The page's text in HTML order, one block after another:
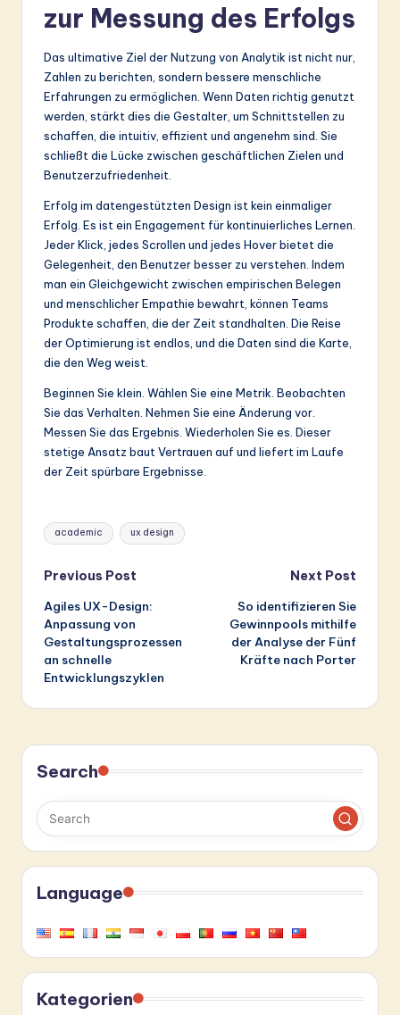
zur Messung des Erfolgs
Das ultimative Ziel der Nutzung von Analytik ist nicht nur,
Zahlen zu berichten, sondern bessere menschliche
Erfahrungen zu ermöglichen. Wenn Daten richtig genutzt
werden, stärkt dies die Gestalter, um Schnittstellen zu
schaffen, die intuitiv, effizient und angenehm sind. Sie
schließt die Lücke zwischen geschäftlichen Zielen und
Benutzerzufriedenheit.
Erfolg im datengestützten Design ist kein einmaliger
Erfolg. Es ist ein Engagement für kontinuierliches Lernen.
Jeder Klick, jedes Scrollen und jedes Hover bietet die
Gelegenheit, den Benutzer besser zu verstehen. Indem
man ein Gleichgewicht zwischen empirischen Belegen
und menschlicher Empathie bewahrt, können Teams
Produkte schaffen, die der Zeit standhalten. Die Reise
der Optimierung ist endlos, und die Daten sind die Karte,
die den Weg weist.
Beginnen Sie klein. Wählen Sie eine Metrik. Beobachten
Sie das Verhalten. Nehmen Sie eine Änderung vor.
Messen Sie das Ergebnis. Wiederholen Sie es. Dieser
stetige Ansatz baut Vertrauen auf und liefert im Laufe
der Zeit spürbare Ergebnisse.
Tags:
academic ux design
Post
navigation
Previous Post
Agiles UX-Design:
Anpassung von
Gestaltungsprozessen
an schnelle
Entwicklungszyklen
Next Post
So identifizieren Sie
Gewinnpools mithilfe
der Analyse der Fünf
Kräfte nach Porter
Search
Language
Kategorien